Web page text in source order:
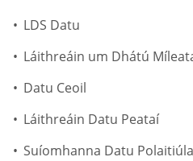
LDS Datu
Láithreáin um Dhátú
Datu Ceoil
Láithreáin Datu Peataí
Suíomhanna Datu Polaitiúla